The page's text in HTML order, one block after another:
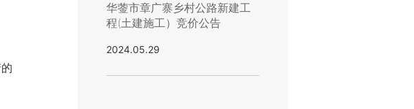
华蓥市章广寨乡村公路新建工
程(土建施工）竞价公告
2024.05.29